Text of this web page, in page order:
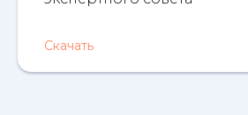
Скачать